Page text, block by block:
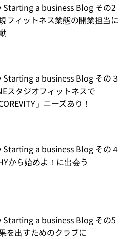
Starting a business Blog その2
フィットネス業態の開業担当に
Starting a business Blog その３
スタジオフィットネスで
」ニーズあり！
Starting a business Blog その４
から始めよ！に出会う
Starting a business Blog その5
を出すためのクラブに